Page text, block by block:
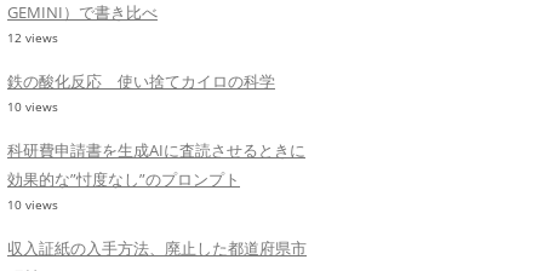
GEMINI）で書き比べ
12 views
鉄の酸化反応 使い捨てカイロの科学
10 views
科研費申請書を生成AIに査読させるときに
効果的な”忖度なし”のプロンプト
10 views
収入証紙の入手方法、廃止した都道府県市